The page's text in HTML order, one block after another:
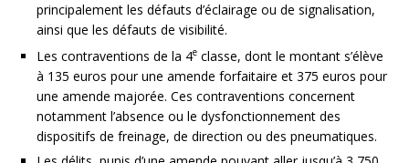
principalement les défauts d’éclairage ou de signalisation,
ainsi que les défauts de visibilité.
Les contraventions de la 4e classe, dont le montant s’élève
à 135 euros pour une amende forfaitaire et 375 euros pour
une amende majorée. Ces contraventions concernent
notamment l’absence ou le dysfonctionnement des
dispositifs de freinage, de direction ou des pneumatiques.